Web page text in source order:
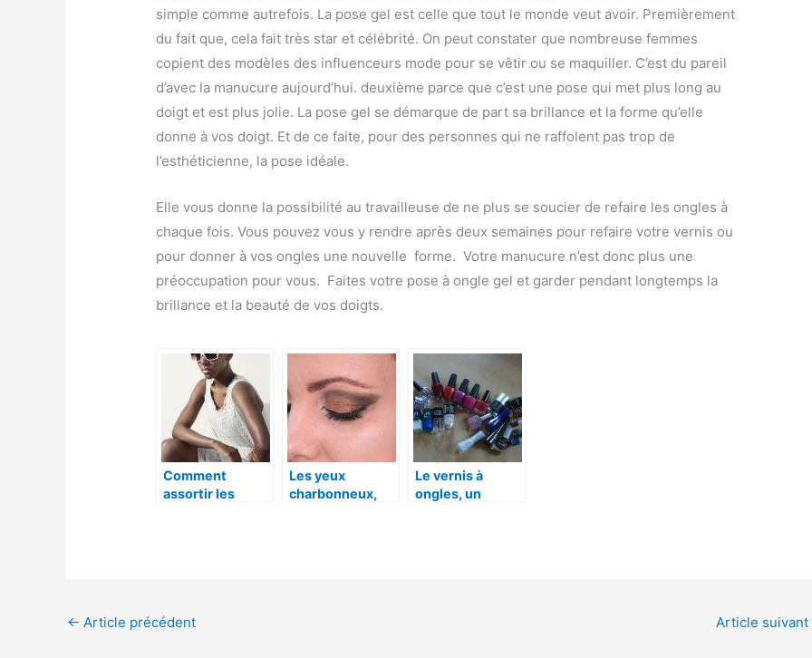
simple comme autrefois. La pose gel est celle que tout le monde veut avoir. Premièrement
du fait que, cela fait très star et célébrité. On peut constater que nombreuse femmes
copient des modèles des influenceurs mode pour se vêtir ou se maquiller. C’est du pareil
d’avec la manucure aujourd’hui. deuxième parce que c’est une pose qui met plus long au
doigt et est plus jolie. La pose gel se démarque de part sa brillance et la forme qu’elle
donne à vos doigt. Et de ce faite, pour des personnes qui ne raffolent pas trop de
l’esthéticienne, la pose idéale.
Elle vous donne la possibilité au travailleuse de ne plus se soucier de refaire les ongles à
chaque fois. Vous pouvez vous y rendre après deux semaines pour refaire votre vernis ou
pour donner à vos ongles une nouvelle forme. Votre manucure n’est donc plus une
préoccupation pour vous. Faites votre pose à ongle gel et garder pendant longtemps la
brillance et la beauté de vos doigts.
Comment
assortir les
Les yeux
charbonneux,
Le vernis à
ongles, un
← Article précédent Article suivant